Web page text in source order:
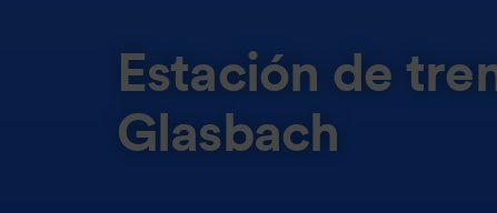
Estación de
Glasbach